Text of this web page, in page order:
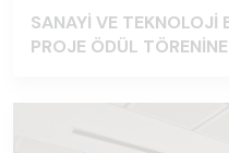
SANAYİ VE TEKNOLOJİ
PROJE ÖDÜL